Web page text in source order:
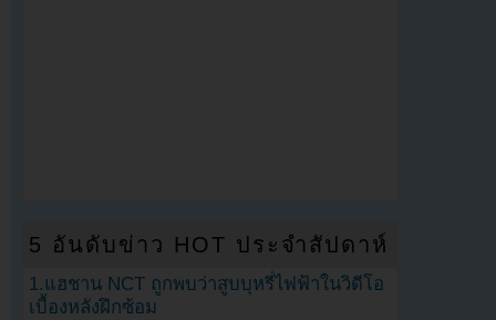
5 อันดับข่าว HOT ประจำสัปดาห์
1.แฮชาน NCT ถูกพบว่าสูบบุหรี่ไฟฟ้าในวิดีโอ
เบื้องหลังฝึกซ้อม